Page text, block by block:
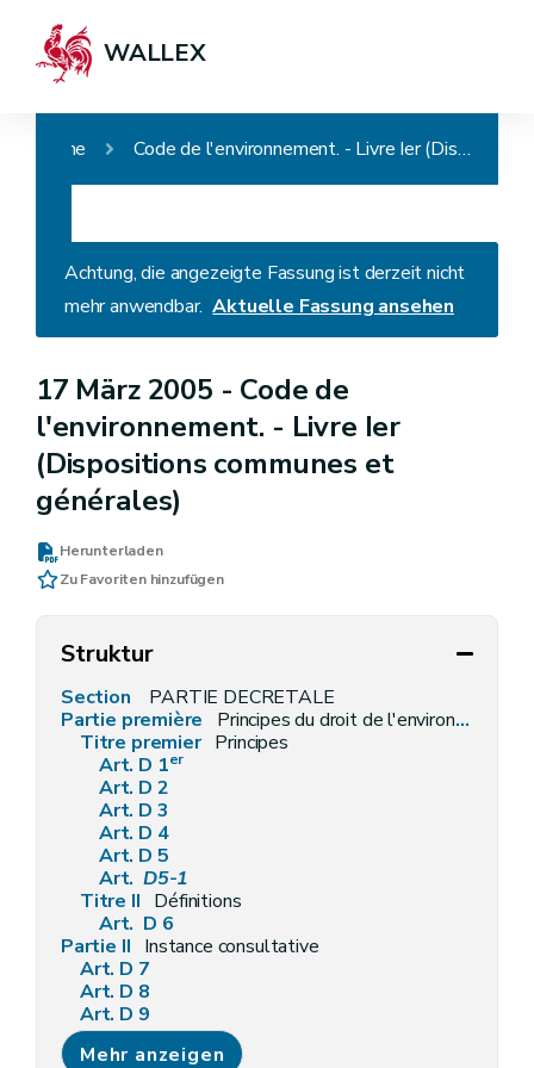
WALLEX
Home Code de l'environnement. - Livre Ier (Dispositions communes et générales)
Achtung, die angezeigte Fassung ist derzeit nicht
mehr anwendbar. Aktuelle Fassung ansehen
17 März 2005 - Code de
l'environnement. - Livre Ier
(Dispositions communes et
générales)
Herunterladen
Zu Favoriten hinzufügen
Struktur
Section
PARTIE DECRETALE
Partie première
Principes du droit de l'environnement et définitions générales
Titre premier Principes
Art. D 1er
Art. D 2
Art. D 3
Art. D 4
Art. D 5
Art. D5-1
Titre II Définitions
Art. D 6
Partie II Instance consultative
Art. D 7
Art. D 8
Art. D 9
Partie III Information et sensibilisation en matière d'environnement
Titre premier Accès à l'information relative à l'environnement
Mehr anzeigen